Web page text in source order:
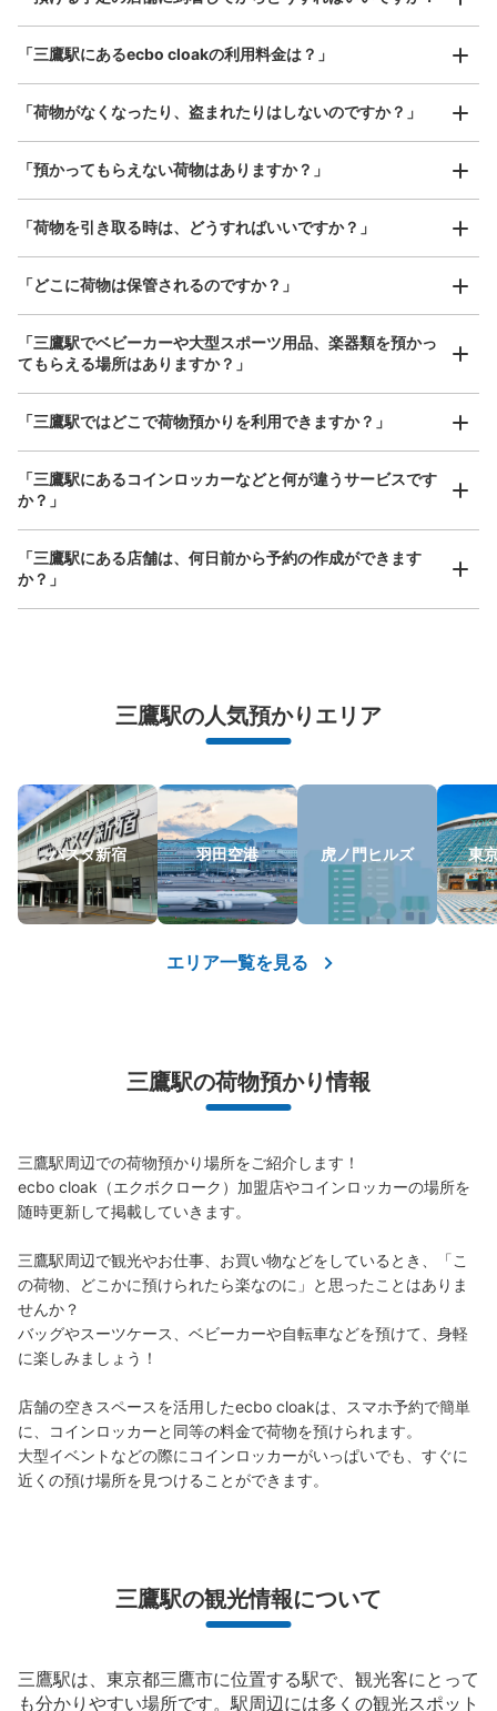
保管できる荷物数
大 :1/ ¥700中:2/ ¥500小 :18/ ¥400
支払い方法
現金
JR三鷹駅改札内コインロッカー
本日の営業時間:05:00〜00:30
三鷹駅で最も数が多く、スーツケースの入る大型サイズも
たくさんある。
保管できる荷物数
大:7/ ¥700中:22 ¥500小:29/ ¥400
支払い方法
現金, ICカード
このコインロッカーの位置を見る
JR三鷹駅駅から徒歩1分
〜00:30
に出たら左側のエスカレーターで1階に下りる。下りたら
すぐ左側にある。
保管できる荷物数
大:2 / ¥700 中: 5/ ¥500小:18/
¥400
支払い方法
JR吉祥寺駅駅から徒歩2分
本日の営業時間:05:00〜00:30
お店で荷物の写真を
好立地 / 好条件店舗も多数
荷物の破損、盗難等万が一に備えた保証も完備で安心
/ 日
器、ベビーカーなど）
「三鷹駅にあるecbo cloakの利用料金は？」
「荷物がなくなったり、盗まれたりはしないのですか？」
「預かってもらえない荷物はありますか？」
「荷物を引き取る時は、どうすればいいですか？」
「どこに荷物は保管されるのですか？」
「三鷹駅でベビーカーや大型スポーツ用品、楽器類を預かっ
てもらえる場所はありますか？」
「三鷹駅ではどこで荷物預かりを利用できますか？」
「三鷹駅にあるコインロッカーなどと何が違うサービスです
か？」
「三鷹駅にある店舗は、何日前から予約の作成ができます
か？」
三鷹駅の人気預かりエリア
バスタ新宿 羽田空港 虎ノ門ヒルズ 東
エリア一覧を見る
三鷹駅の荷物預かり情報
三鷹駅周辺での荷物預かり場所をご紹介します！
ecbo cloak（エクボクローク）加盟店やコインロッカーの場所を
随時更新して掲載していきます。
三鷹駅周辺で観光やお仕事、お買い物などをしているとき、「こ
の荷物、どこかに預けられたら楽なのに」と思ったことはありま
せんか？
バッグやスーツケース、ベビーカーや自転車などを預けて、身軽
に楽しみましょう！
店舗の空きスペースを活用したecbo cloakは、スマホ予約で簡単
に、コインロッカーと同等の料金で荷物を預けられます。
大型イベントなどの際にコインロッカーがいっぱいでも、すぐに
近くの預け場所を見つけることができます。
三鷹駅の観光情報について
三鷹駅は、東京都三鷹市に位置する駅で、観光客にとって
も分かりやすい場所です。駅周辺には多くの観光スポット